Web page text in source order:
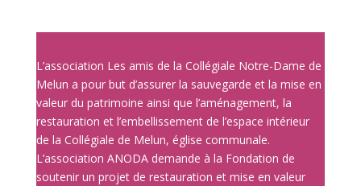
L’association Les amis de la Collégiale Notre-Dame de
Melun a pour but d’assurer la sauvegarde et la mise en
valeur du patrimoine ainsi que l’aménagement, la
restauration et l’embellissement de l’espace intérieur
de la Collégiale de Melun, église communale.
L’association ANODA demande à la Fondation de
soutenir un projet de restauration et mise en valeur